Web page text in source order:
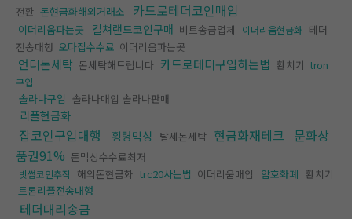
전환 돈현금화해외거래소 카드로테더코인매입
이더리움파는곳 컬쳐랜드코인구매 비트송금업체 이더리움현금화 테더
전송대행 오다집수수료 이더리움파는곳
언더돈세탁 돈세탁해드립니다 카드로테더구입하는법 환치기 tron
구입
솔라나구입 솔라나매입 솔라나판매
리플현금화
잡코인구입대행 횡령믹싱 탈세돈세탁 현금화재테크 문화상
품권91% 돈믹싱수수료최저
빗썸코인추적 해외돈현금화 trc20사는법 이더리움매입 암호화폐 환치기
트론리플전송대행
테더대리송금